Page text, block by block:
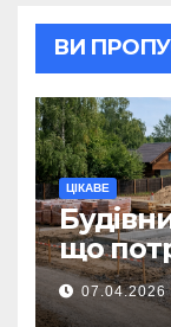
ВИ
ЦІКАВЕ
що
першої
07.04.2026